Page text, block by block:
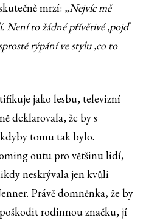
mrzí: „Nejvíc mě
Není to žádné přívětivé ‚pojď
rýpání ve stylu ‚co to
jako lesbu, televizní
deklarovala, že by s
tomu tak bylo.
outu pro většinu lidí,
neskrývala jen kvůli
Právě domněnka, že by
rodinnou značku, jí